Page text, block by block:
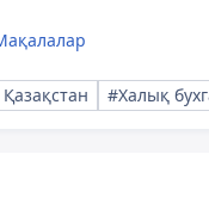
#Халық